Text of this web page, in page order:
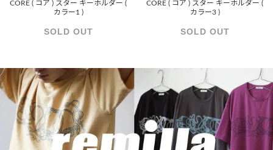
CORE ( コア ) スター キーホルダー (
カラー1 )
SOLD OUT
CORE ( コア ) スター キーホルダー (
カラー3 )
SOLD OUT